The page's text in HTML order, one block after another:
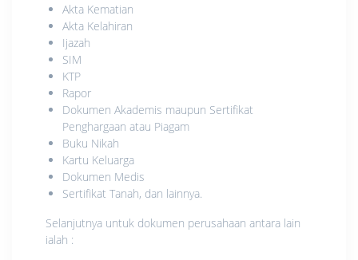
Akta Kematian
Akta Kelahiran
Ijazah
SIM
KTP
Rapor
Dokumen Akademis maupun Sertifikat
Penghargaan atau Piagam
Buku Nikah
Kartu Keluarga
Dokumen Medis
Sertifikat Tanah, dan lainnya.
Selanjutnya untuk dokumen perusahaan antara lain
ialah :